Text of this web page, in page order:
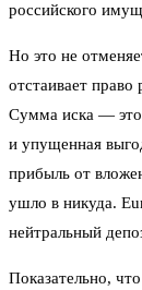
российского
Но это не
отстаивает право
Сумма иска — это
и упущенная
прибыль от
ушло в никуда.
нейтральный
Показательно,